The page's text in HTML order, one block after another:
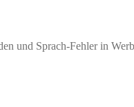
und Sprach-Fehler in